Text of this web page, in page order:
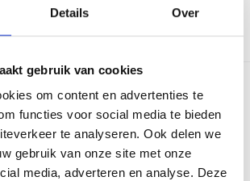
Details Over
gebruik van cookies
om content en advertenties te
functies voor social media te bieden
te analyseren. Ook delen we
gebruik van onze site met onze
media, adverteren en analyse. Deze
gesprek
footer blokken
in Assen